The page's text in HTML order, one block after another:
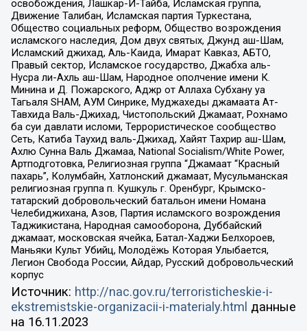
освобождения, Лашкар-И-Тайба, Исламская группа,
Движение Талибан, Исламская партия Туркестана,
Общество социальных реформ, Общество возрождения
исламского наследия, Дом двух святых, Джунд аш-Шам,
Исламский джихад, Аль-Каида, Имарат Кавказ, АБТО,
Правый сектор, Исламское государство, Джабха аль-
Нусра ли-Ахль аш-Шам, Народное ополчение имени К.
Минина и Д. Пожарского, Аджр от Аллаха Субхану уа
Тагьаля SHAM, АУМ Синрике, Муджахеды джамаата Ат-
Тавхида Валь-Джихад, Чистопольский Джамаат, Рохнамо
ба суи давлати исломи, Террористическое сообщество
Сеть, Катиба Таухид валь-Джихад, Хайят Тахрир аш-Шам,
Ахлю Сунна Валь Джамаа, National Socialism/White Power,
Артподготовка, Религиозная группа “Джамаат “Красный
пахарь”, Колумбайн, Хатлонский джамаат, Мусульманская
религиозная группа п. Кушкуль г. Оренбург, Крымско-
татарский добровольческий батальон имени Номана
Челебиджихана, Азов, Партия исламского возрождения
Таджикистана, Народная самооборона, Дуббайский
джамаат, московская ячейка, Батал-Хаджи Белхороев,
Маньяки Культ Убийц, Молодёжь Которая Улыбается,
Легион Свобода России, Айдар, Русский добровольческий
корпус
Источник: http://nac.gov.ru/terroristicheskie-i-
ekstremistskie-organizacii-i-materialy.html данные
на 16.11.2023